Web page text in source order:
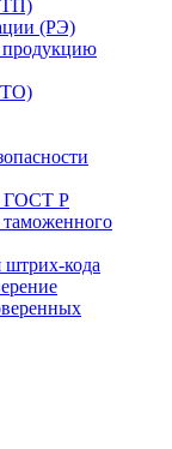
(РЭ)
продукцию
ГОСТ Р
таможенного
штрих-кода